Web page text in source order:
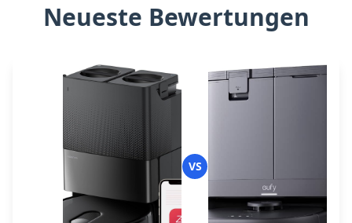
Neueste Bewertungen
VS